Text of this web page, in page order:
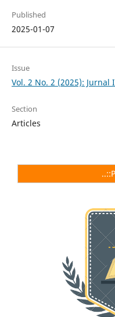
Published
2025-01-07
Issue
Vol. 2 No. 2 (2025):
Section
Articles